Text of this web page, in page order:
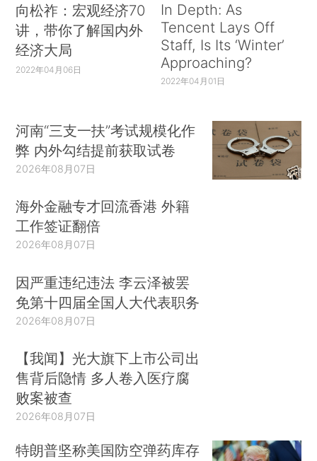
向松祚：宏观经济70
讲，带你了解国内外
经济大局
2022年04月06日
In Depth: As
Tencent Lays Off
Staff, Is Its ‘Winter’
Approaching?
2022年04月01日
河南“三支一扶”考试规模化作
弊 内外勾结提前获取试卷
2026年08月07日
海外金融专才回流香港 外籍
工作签证翻倍
2026年08月07日
因严重违纪违法 李云泽被罢
免第十四届全国人大代表职务
2026年08月07日
【我闻】光大旗下上市公司出
售背后隐情 多人卷入医疗腐
败案被查
2026年08月07日
特朗普坚称美国防空弹药库存